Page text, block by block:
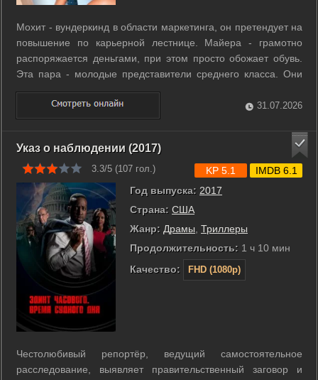
Мохит - вундеркинд в области маркетинга, он претендует на
повышение по карьерной лестнице. Майера - грамотно
распоряжается деньгами, при этом просто обожает обувь.
Эта пара - молодые представители среднего класса. Они
амбициозны, страстно влюблены друг в друга и упорно
трудятся, но есть одно препятствие - упрямый отец
Майеры... ...
31.07.2026
Указ о наблюдении (2017)
3.3/5 (107 гол.)
Год выпуска: 2017
Страна: США
Жанр: Драмы Триллеры
Продолжительность: 1 ч 10 мин
Качество:
FHD (1080p)
KP 5.1 IMDB 6.1
Честолюбивый репортёр, ведущий самостоятельное
расследование, выявляет правительственный заговор и